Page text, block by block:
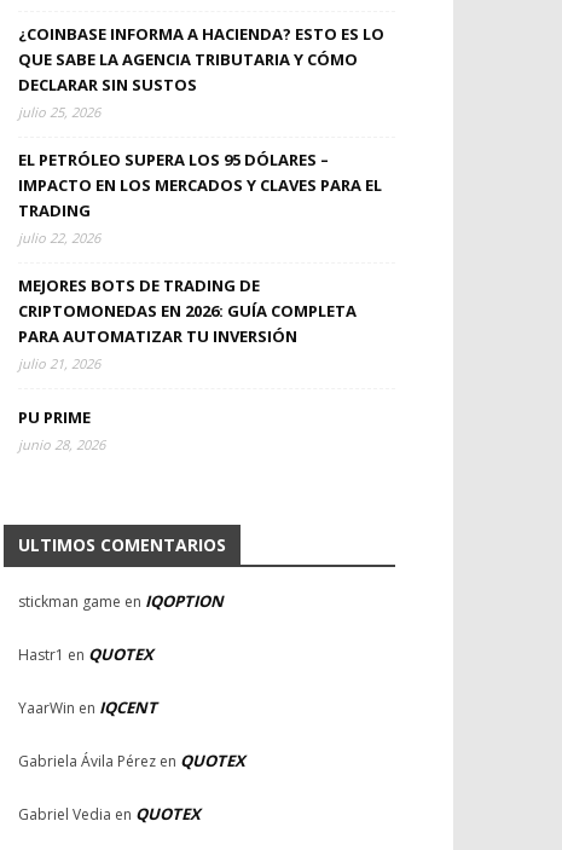
¿COINBASE INFORMA A HACIENDA? ESTO ES LO
QUE SABE LA AGENCIA TRIBUTARIA Y CÓMO
DECLARAR SIN SUSTOS
julio 25, 2026
EL PETRÓLEO SUPERA LOS 95 DÓLARES –
IMPACTO EN LOS MERCADOS Y CLAVES PARA EL
TRADING
julio 22, 2026
MEJORES BOTS DE TRADING DE
CRIPTOMONEDAS EN 2026: GUÍA COMPLETA
PARA AUTOMATIZAR TU INVERSIÓN
julio 21, 2026
PU PRIME
junio 28, 2026
ULTIMOS COMENTARIOS
stickman game en IQOPTION
Hastr1 en QUOTEX
YaarWin en IQCENT
Gabriela Ávila Pérez en QUOTEX
Gabriel Vedia en QUOTEX